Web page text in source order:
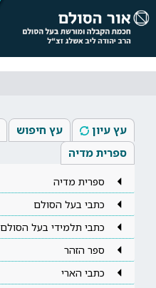
עץ עיון עץ חיפוש
ספרית מדיה
ספרית מדיה
כתבי בעל הסולם
כתבי תלמידי בעל הסולם
ספר הזהר
כתבי הארי